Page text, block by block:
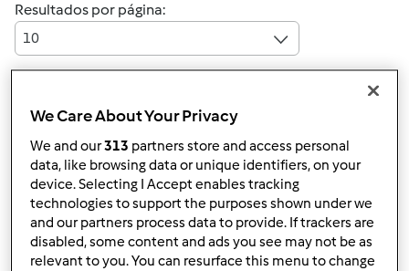
Resultados por página:
10
Responder mensagem
Anónimo (não verificado)
We Care About Your Privacy
We and our313 partners store and access personal
data, like browsing data or unique identifiers, on your
device. Selecting I Accept enables tracking
technologies to support the purposes shown under we
and our partners process data to provide. If trackers are
disabled, some content and ads you see may not be as
relevant to you. You can resurface this menu to change